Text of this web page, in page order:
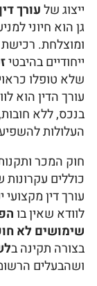
ייצוג שלעורך
גן הוא חיוני
ומוצלחת. רכישת
ייחודיים בהיבטי
שלא טופלו
עורך הדין הוא
בנכס, ללא
העלולות
חוק המכר
כוללים
עורך דין מקצועי
לוודא שאין בו
שימושים לא
בצורה תקינה ב
ושהבעלים